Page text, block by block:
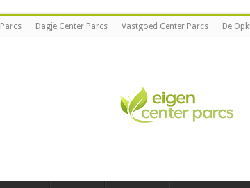
Dagje Center Parcs Vastgoed Center Parcs De